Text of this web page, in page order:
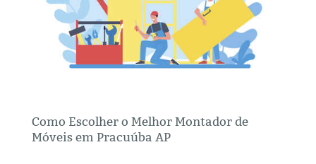
Como Escolher o Melhor Montador de
Móveis em Pracuúba AP